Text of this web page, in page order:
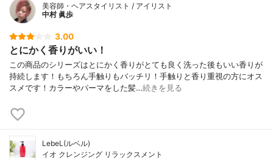
美容師・ヘアスタイリスト / アイリスト
中村 眞歩
3.00
とにかく香りがいい！
この商品のシリーズはとにかく香りがとても良く洗った後もいい香りが
持続します！もちろん手触りもバッチリ！手触りと香り重視の方にオス
スメです！カラーやパーマをした髪…続きを見る
LebeL(ルベル)
イオ クレンジング リラックスメント